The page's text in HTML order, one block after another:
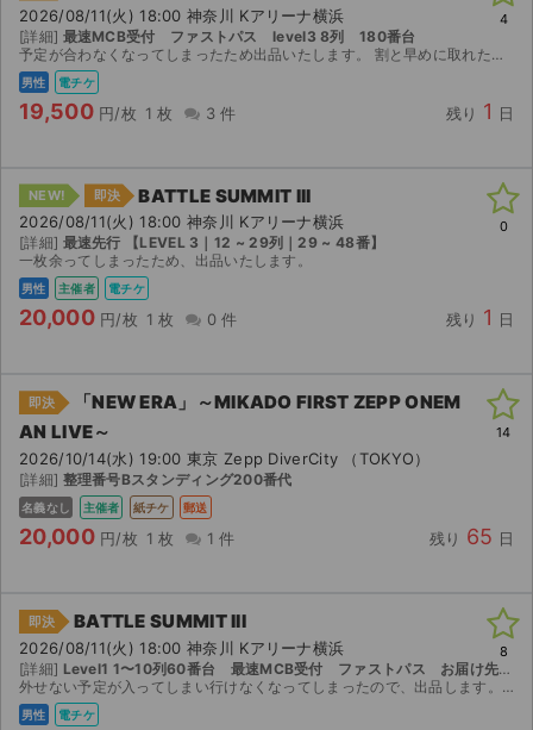
2026/08/11(火) 18:00 神奈川 Kアリーナ横浜
[詳細] 最速MCB受付 ファストパス level3 8列 180番台
予定が合わなくなってしまったため出品いたします。 割と早めに取れたのでいい席かなと思います。 【お渡し方法】 電子チケット（チケットぴあ／イープラス）にて分配いたします。 分配可能になり次第、...
男性 電チケ
19,500 円/枚 1 枚 3 件 残り 1 日
4
NEW! 即決 BATTLE SUMMIT III
2026/08/11(火) 18:00 神奈川 Kアリーナ横浜
[詳細] 最速先行 【LEVEL 3｜12 ~ 29列｜29 ~ 48番】
一枚余ってしまったため、出品いたします。
男性 主催者 電チケ
20,000 円/枚 1 枚 0 件 残り 1 日
0
即決
「NEW ERA」～MIKADO FIRST ZEPP ONEM
AN LIVE～
2026/10/14(水) 19:00 東京 Zepp DiverCity （TOKYO）
[詳細] 整理番号Bスタンディング200番代
名義なし 主催者 紙チケ 郵送
20,000 円/枚 1 枚 1 件 残り 65 日
14
即決 BATTLE SUMMIT III
2026/08/11(火) 18:00 神奈川 Kアリーナ横浜
[詳細] Level1 1〜10列60番台 最速MCB受付 ファストパス お届け先住所変更可
外せない予定が入ってしまい行けなくなってしまったので、出品します。 値下げ可能です。
男性 電チケ
8